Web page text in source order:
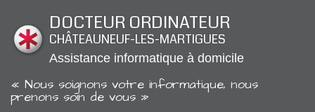
DOCTEUR ORDINATEUR
CHÂTEAUNEUF-LES-MARTIGUES
Assistance informatique à domicile
« Nous soignons votre informatique, nous
prenons soin de vous »